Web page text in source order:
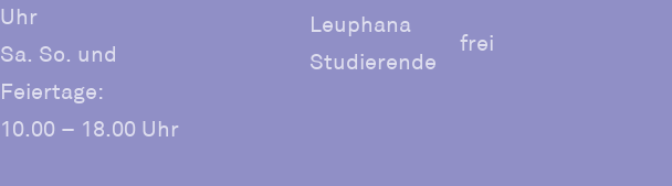
Uhr
Sa. So. und
Feiertage:
10.00 – 18.00 Uhr
Leuphana
Studierende
frei